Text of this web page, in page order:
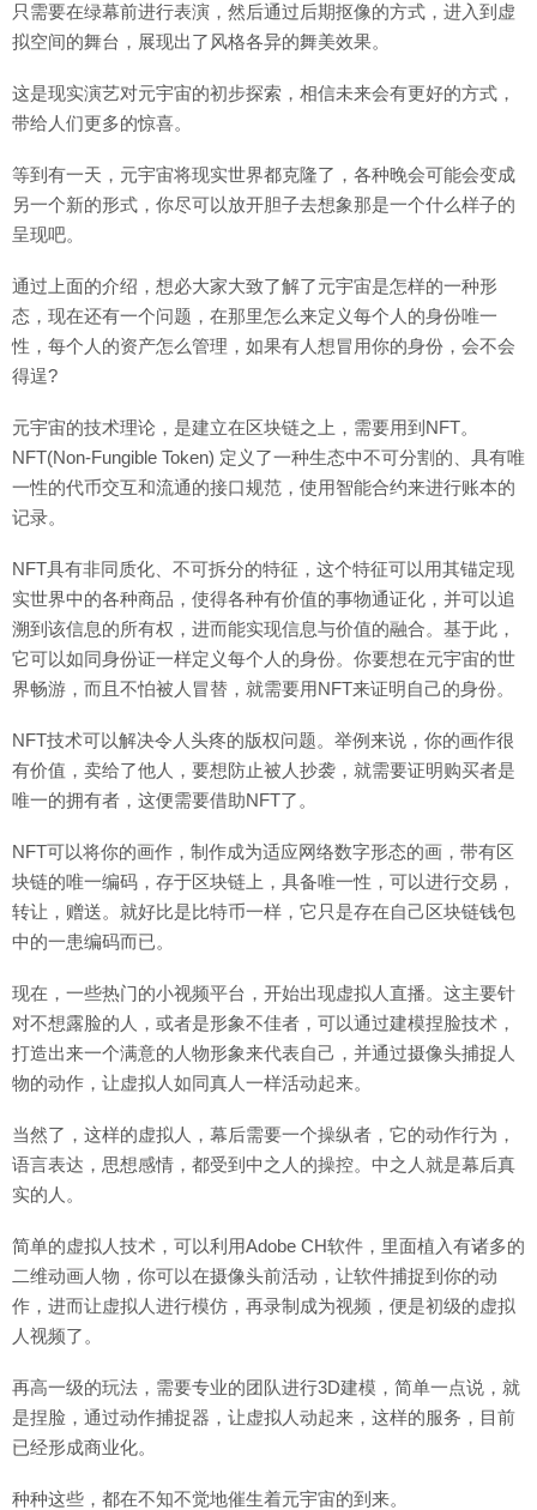
只需要在绿幕前进行表演，然后通过后期抠像的方式，进入到虚
拟空间的舞台，展现出了风格各异的舞美效果。
这是现实演艺对元宇宙的初步探索，相信未来会有更好的方式，
带给人们更多的惊喜。
等到有一天，元宇宙将现实世界都克隆了，各种晚会可能会变成
另一个新的形式，你尽可以放开胆子去想象那是一个什么样子的
呈现吧。
通过上面的介绍，想必大家大致了解了元宇宙是怎样的一种形
态，现在还有一个问题，在那里怎么来定义每个人的身份唯一
性，每个人的资产怎么管理，如果有人想冒用你的身份，会不会
得逞?
元宇宙的技术理论，是建立在区块链之上，需要用到NFT。
NFT(Non-Fungible Token) 定义了一种生态中不可分割的、具有唯
一性的代币交互和流通的接口规范，使用智能合约来进行账本的
记录。
NFT具有非同质化、不可拆分的特征，这个特征可以用其锚定现
实世界中的各种商品，使得各种有价值的事物通证化，并可以追
溯到该信息的所有权，进而能实现信息与价值的融合。基于此，
它可以如同身份证一样定义每个人的身份。你要想在元宇宙的世
界畅游，而且不怕被人冒替，就需要用NFT来证明自己的身份。
NFT技术可以解决令人头疼的版权问题。举例来说，你的画作很
有价值，卖给了他人，要想防止被人抄袭，就需要证明购买者是
唯一的拥有者，这便需要借助NFT了。
NFT可以将你的画作，制作成为适应网络数字形态的画，带有区
块链的唯一编码，存于区块链上，具备唯一性，可以进行交易，
转让，赠送。就好比是比特币一样，它只是存在自己区块链钱包
中的一患编码而已。
现在，一些热门的小视频平台，开始出现虚拟人直播。这主要针
对不想露脸的人，或者是形象不佳者，可以通过建模捏脸技术，
打造出来一个满意的人物形象来代表自己，并通过摄像头捕捉人
物的动作，让虚拟人如同真人一样活动起来。
当然了，这样的虚拟人，幕后需要一个操纵者，它的动作行为，
语言表达，思想感情，都受到中之人的操控。中之人就是幕后真
实的人。
简单的虚拟人技术，可以利用Adobe CH软件，里面植入有诸多的
二维动画人物，你可以在摄像头前活动，让软件捕捉到你的动
作，进而让虚拟人进行模仿，再录制成为视频，便是初级的虚拟
人视频了。
再高一级的玩法，需要专业的团队进行3D建模，简单一点说，就
是捏脸，通过动作捕捉器，让虚拟人动起来，这样的服务，目前
已经形成商业化。
种种这些，都在不知不觉地催生着元宇宙的到来。